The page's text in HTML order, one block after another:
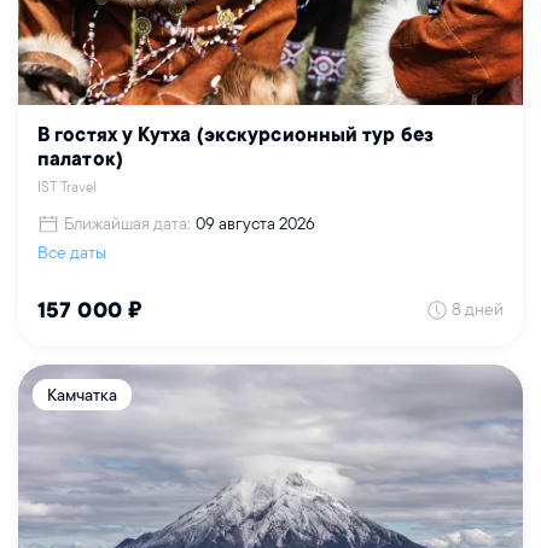
В гостях у Кутха (экскурсионный тур без
палаток)
IST Travel
Ближайшая дата: 09 августа 2026
Все даты
157 000 ₽ 8 дней
Камчатка